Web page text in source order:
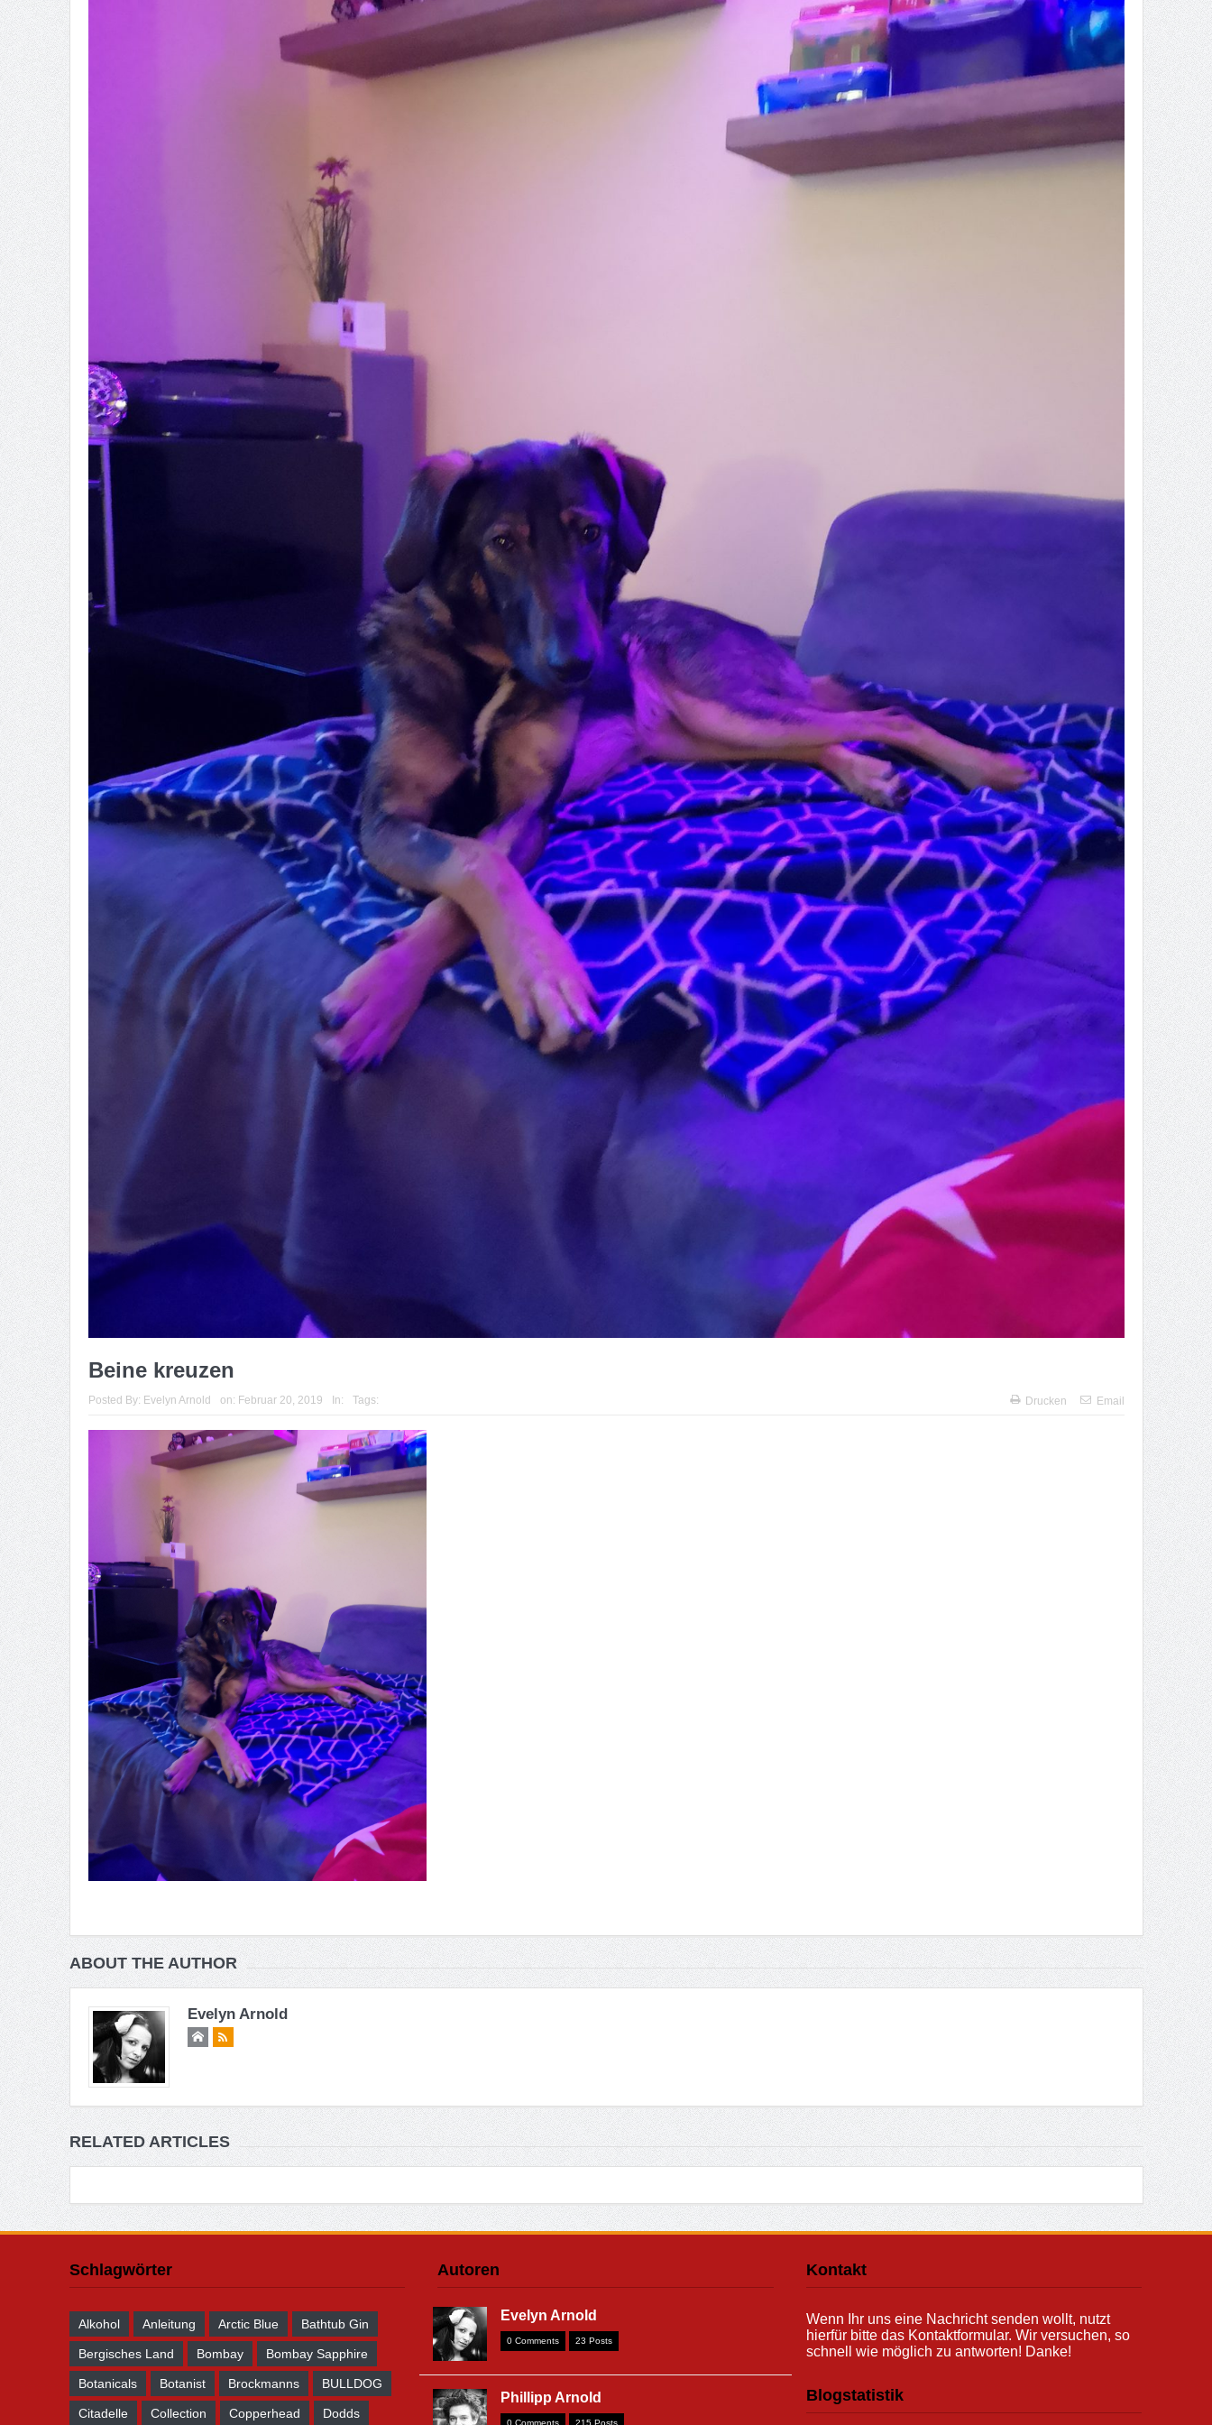
Beine kreuzen
Posted By: Evelyn Arnold on: Februar 20, 2019 In: Tags: Drucken Email
ABOUT THE AUTHOR
Evelyn Arnold
RELATED ARTICLES
Schlagwörter
Alkohol Anleitung Arctic Blue Bathtub Gin
Bergisches Land Bombay Bombay Sapphire
Botanicals Botanist Brockmanns BULLDOG
Citadelle Collection Copperhead Dodds
Autoren
Evelyn Arnold
0 Comments 23 Posts
Phillipp Arnold
0 Comments 215 Posts
Kontakt
Wenn Ihr uns eine Nachricht senden wollt, nutzt
hierfür bitte das Kontaktformular. Wir versuchen, so
schnell wie möglich zu antworten! Danke!
Blogstatistik